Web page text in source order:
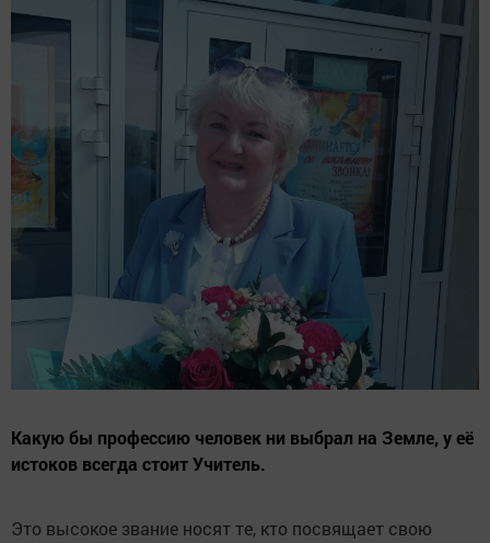
Какую бы профессию человек ни выбрал на Земле, у её
истоков всегда стоит Учитель.
Это высокое звание носят те, кто посвящает свою